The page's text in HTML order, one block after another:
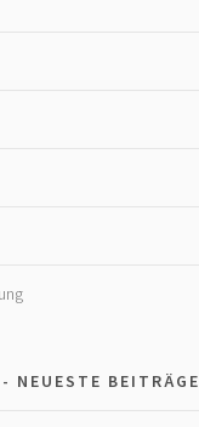
NEUESTE BEITRÄGE